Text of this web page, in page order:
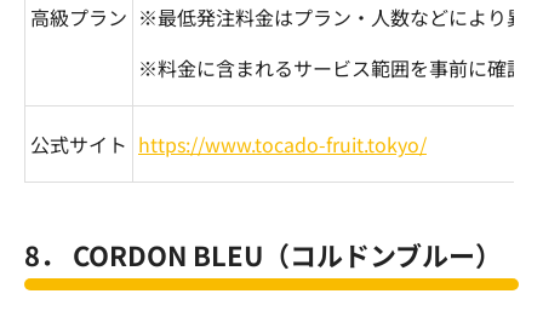
高級プラン ※最低発注料金はプラン・人数などにより異
※料金に含まれるサービス範囲を事前に確認
公式サイト https://www.tocado-fruit.tokyo/
8． CORDON BLEU （コルドンブルー）